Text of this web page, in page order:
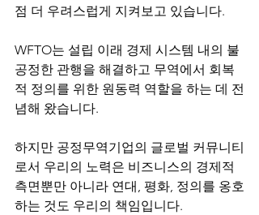
점 더 우려스럽게 지켜보고 있습니다.
WFTO는 설립 이래 경제 시스템 내의 불
공정한 관행을 해결하고 무역에서 회복
적 정의를 위한 원동력 역할을 하는 데 전
념해 왔습니다.
하지만 공정무역기업의 글로벌 커뮤니티
로서 우리의 노력은 비즈니스의 경제적
측면뿐만 아니라 연대, 평화, 정의를 옹호
하는 것도 우리의 책임입니다.